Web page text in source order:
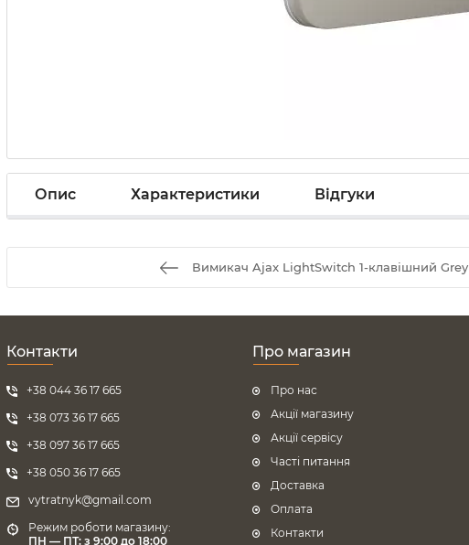
Опис Характеристики Відгуки
Вимикач Ajax LightSwitch 1-клавішний Grey
Контакти
+38 044 36 17 665
+38 073 36 17 665
+38 097 36 17 665
+38 050 36 17 665
vytratnyk@gmail.com
Режим роботи магазину:
ПН — ПТ: з 9:00 до 18:00
Про магазин
Про нас
Акції магазину
Акції сервісу
Часті питання
Доставка
Оплата
Контакти